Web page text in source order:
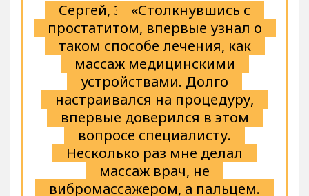
Сергей, 36
«Столкнувшись с
простатитом, впервые узнал о
таком способе лечения, как
массаж медицинскими
устройствами. Долго
настраивался на процедуру,
впервые доверился в этом
вопросе специалисту.
Несколько раз мне делал
массаж врач, не
вибромассажером, а пальцем.